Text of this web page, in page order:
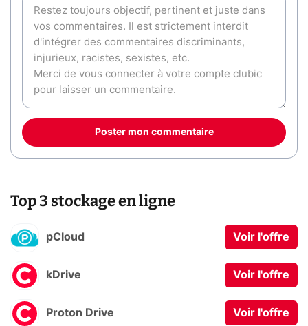
Poster mon commentaire
Top 3 stockage en ligne
pCloud Voir l'offre
kDrive Voir l'offre
Proton Drive Voir l'offre